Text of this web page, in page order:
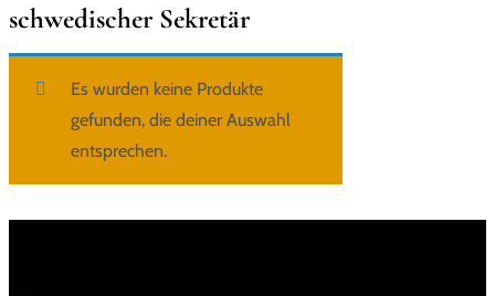
schwedischer Sekretär
Es wurden keine Produkte
gefunden, die deiner Auswahl
entsprechen.